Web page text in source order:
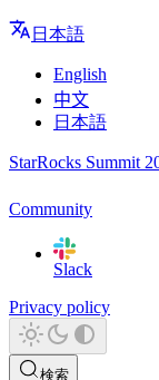
日本語
English
中文
日本語
StarRocks Summit
Community
Slack
Privacy policy
検索